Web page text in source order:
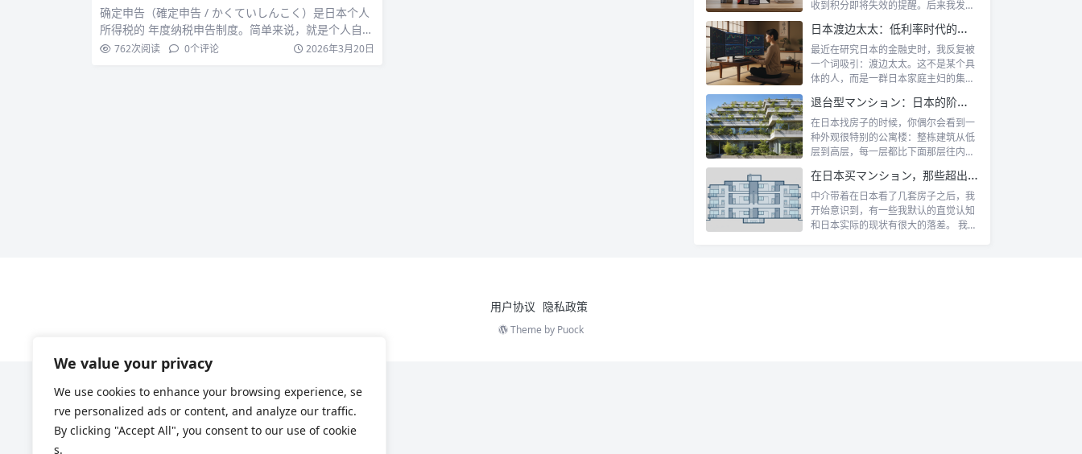
We value your privacy
We use cookies to enhance your browsing experience, se
rve personalized ads or content, and analyze our traffic.
By clicking "Accept All", you consent to our use of cookie
s.
确定申告（確定申告 / かくていしんこく）是日本个人
所得税的 年度纳税申告制度。简单来说，就是个人自行
计算上一…
762次阅读 0个评论 2026年3月20日
收到积分即将失效的提醒。后来我发
日本渡边太太：低利率时代的散户传奇
最近在研究日本的金融史时，我反复被
一个词吸引：渡边太太。这不是某个具
体的人，而是一群日本家庭主妇的集体
退台型マンション：日本的阶梯式露台公寓是什么
在日本找房子的时候，你偶尔会看到一
种外观很特别的公寓楼：整栋建筑从低
层到高层，每一层都比下面那层往内缩
在日本买マンション，那些超出认知的所有权规则
中介带着在日本看了几套房子之后，我
开始意识到，有一些我默认的直觉认知
和日本实际的现状有很大的落差。 我自
用户协议 隐私政策
Theme by Puock